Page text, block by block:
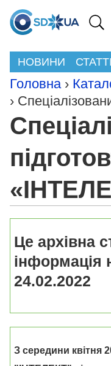
НОВИНИ СТАТТІ
Головна ›
›
Це архівна
інформація
24.02.2022
З середини квітня